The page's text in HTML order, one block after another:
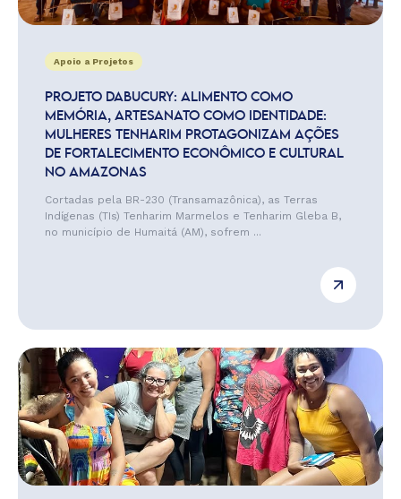
Apoio a Projetos
PROJETO DABUCURY: ALIMENTO COMO
MEMÓRIA, ARTESANATO COMO IDENTIDADE:
MULHERES TENHARIM PROTAGONIZAM AÇÕES
DE FORTALECIMENTO ECONÔMICO E CULTURAL
NO AMAZONAS
Cortadas pela BR-230 (Transamazônica), as Terras
Indígenas (TIs) Tenharim Marmelos e Tenharim Gleba B,
no município de Humaitá (AM), sofrem ...